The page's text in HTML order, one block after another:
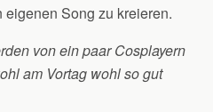
Song zu kreieren.
von ein paar Cosplayern
am Vortag wohl so gut